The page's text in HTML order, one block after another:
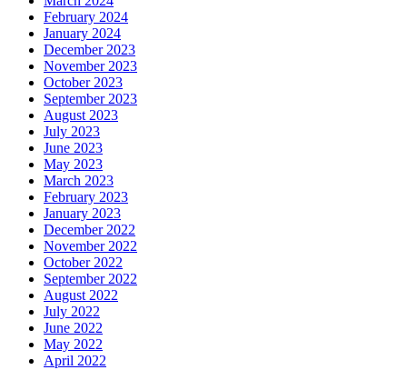
February 2024
January 2024
December 2023
November 2023
October 2023
September 2023
August 2023
July 2023
June 2023
May 2023
March 2023
February 2023
January 2023
December 2022
November 2022
October 2022
September 2022
August 2022
July 2022
June 2022
May 2022
April 2022